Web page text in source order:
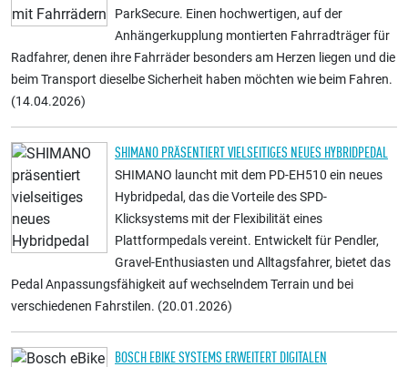
ParkSecure. Einen hochwertigen, auf der
Anhängerkupplung montierten Fahrradträger für
Radfahrer, denen ihre Fahrräder besonders am Herzen liegen und die
beim Transport dieselbe Sicherheit haben möchten wie beim Fahren.
(14.04.2026)
SHIMANO PRÄSENTIERT VIELSEITIGES NEUES HYBRIDPEDAL
SHIMANO launcht mit dem PD-EH510 ein neues
Hybridpedal, das die Vorteile des SPD-
Klicksystems mit der Flexibilität eines
Plattformpedals vereint. Entwickelt für Pendler,
Gravel-Enthusiasten und Alltagsfahrer, bietet das
Pedal Anpassungsfähigkeit auf wechselndem Terrain und bei
verschiedenen Fahrstilen. (20.01.2026)
BOSCH EBIKE SYSTEMS ERWEITERT DIGITALEN